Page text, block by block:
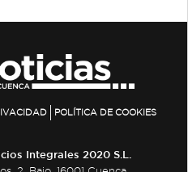
POLÍTICA DE COOKIES
Integrales 2020 S.L.